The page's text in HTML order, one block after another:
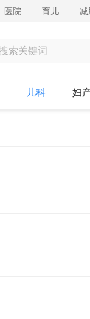
医院 育儿 减
儿科 妇